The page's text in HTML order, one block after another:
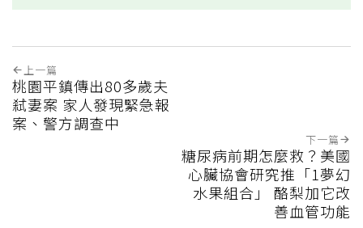
上一篇
桃園平鎮傳出80多歲夫
弒妻案 家人發現緊急報
案、警方調查中
下一篇
糖尿病前期怎麼救？美國
心臟協會研究推「1夢幻
水果組合」 酪梨加它改
善血管功能